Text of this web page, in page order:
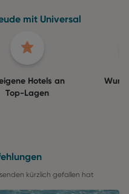
mit Universal
Hotels an
Top-Lagen
kürzlich gefallen hat